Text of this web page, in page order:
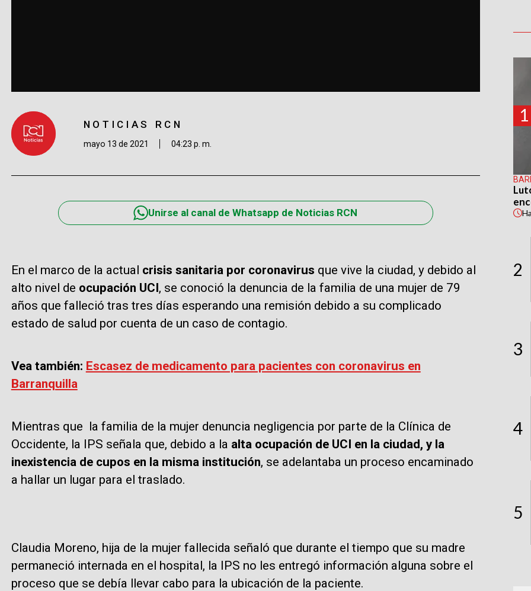
NOTICIAS RCN
mayo 13 de 2021 04:23 p. m.
Unirse al canal de Whatsapp de Noticias RCN
En el marco de la actual crisis sanitaria por coronavirus que vive la ciudad, y debido al
alto nivel de ocupación UCI, se conoció la denuncia de la familia de una mujer de 79
años que falleció tras tres días esperando una remisión debido a su complicado
estado de salud por cuenta de un caso de contagio.
Vea también: Escasez de medicamento para pacientes con coronavirus en
Barranquilla
Mientras que la familia de la mujer denuncia negligencia por parte de la Clínica de
Occidente, la IPS señala que, debido a la alta ocupación de UCI en la ciudad, y la
inexistencia de cupos en la misma institución, se adelantaba un proceso encaminado
a hallar un lugar para el traslado.
Claudia Moreno, hija de la mujer fallecida señaló que durante el tiempo que su madre
permaneció internada en el hospital, la IPS no les entregó información alguna sobre el
proceso que se debía llevar cabo para la ubicación de la paciente.
1
2
3
4
5